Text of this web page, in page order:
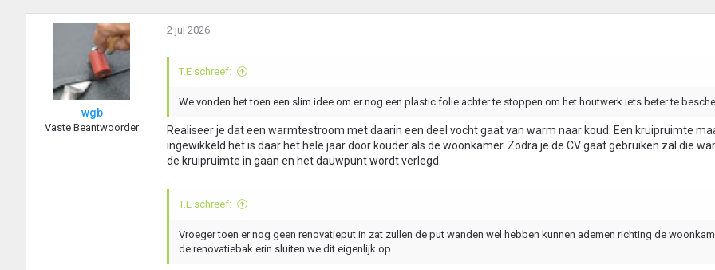
wgb
Vaste Beantwoorder
2 jul 2026
T.E schreef:
We vonden het toen een slim idee om er nog een plastic folie achter te stoppen om het houtwerk iets beter te
Realiseer je dat een warmtestroom met daarin een deel vocht gaat van warm naar koud. Een kruipruimte
ingewikkeld het is daar het hele jaar door kouder als de woonkamer. Zodra je de CV gaat gebruiken zal die
de kruipruimte in gaan en het dauwpunt wordt verlegd.
T.E schreef:
Vroeger toen er nog geen renovatieput in zat zullen de put wanden wel hebben kunnen ademen richting de
de renovatiebak erin sluiten we dit eigenlijk op.